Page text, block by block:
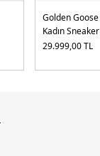
Golden Goose
Kadın Sneaker
29.999,00TL